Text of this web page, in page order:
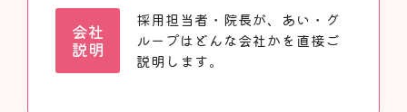
会社
説明
採用担当者・院長が、あい・グ
ループはどんな会社かを直接ご
説明します。